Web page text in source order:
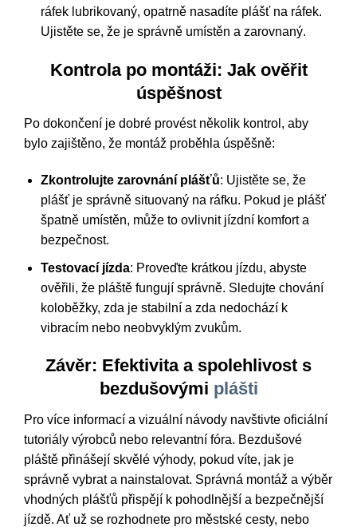
ráfek lubrikovaný, opatrně nasadíte plášť na ráfek.
Ujistěte se, že je správně umístěn a zarovnaný.
Kontrola po montáži: Jak ověřit
úspěšnost
Po dokončení je dobré provést několik kontrol, aby
bylo zajištěno, že montáž proběhla úspěšně:
Zkontrolujte zarovnání plášťů: Ujistěte se, že
plášť je správně situovaný na ráfku. Pokud je plášť
špatně umístěn, může to ovlivnit jízdní komfort a
bezpečnost.
Testovací jízda: Proveďte krátkou jízdu, abyste
ověřili, že pláště fungují správně. Sledujte chování
koloběžky, zda je stabilní a zda nedochází k
vibracím nebo neobvyklým zvukům.
Závěr: Efektivita a spolehlivost s
bezdušovými plášti
Pro více informací a vizuální návody navštivte oficiální
tutoriály výrobců nebo relevantní fóra. Bezdušové
pláště přinášejí skvělé výhody, pokud víte, jak je
správně vybrat a nainstalovat. Správná montáž a výběr
vhodných plášťů přispějí k pohodlnější a bezpečnější
jízdě. Ať už se rozhodnete pro městské cesty, nebo